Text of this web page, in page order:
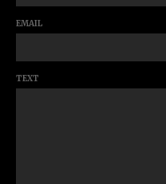
EMAIL
TEXT